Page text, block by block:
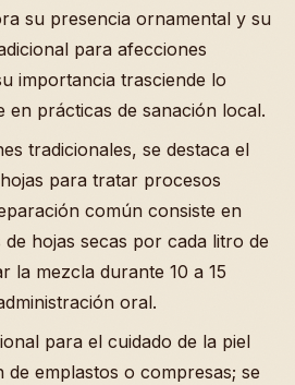
su presencia ornamental y su
para afecciones
importancia trasciende lo
en prácticas de sanación local.
tradicionales, se destaca el
para tratar procesos
común consiste en
hojas secas por cada litro de
la mezcla durante 10 a 15
oral.
para el cuidado de la piel
de emplastos o compresas; se